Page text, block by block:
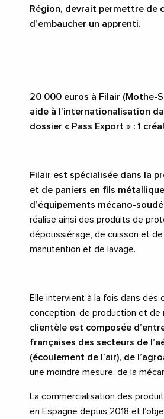
Région, devrait permettre de
d’embaucher un apprenti.
20 000 euros à Filair (Mothe-
aide à l’internationalisation
dossier « Pass Export » : 1
Filair est spécialisée dans la
et de paniers en fils
d’équipements mécano-
réalise ainsi des produits de
dépoussiérage, de cuisson et
manutention et de lavage.
Elle intervient à la fois dans des
conception, de production et de
clientèle est composée
françaises des secteurs de
(écoulement de l’air), de
une moindre mesure, de la
La commercialisation des
en Espagne depuis 2018 et